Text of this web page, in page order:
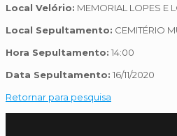
Local Velório: MEMORIAL LOPES E
Local Sepultamento: CEMITÉRIO
Hora Sepultamento: 14:00
Data Sepultamento: 16/11/2020
Retornar para pesquisa